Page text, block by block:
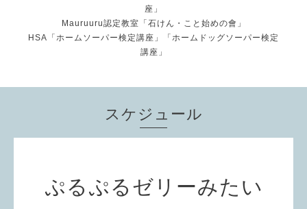
座」
Mauruuru認定教室「石けん・こと始めの會」
HSA「ホームソーパー検定講座」「ホームドッグソーパー検定
講座」
スケジュール
ぷるぷるゼリーみたい